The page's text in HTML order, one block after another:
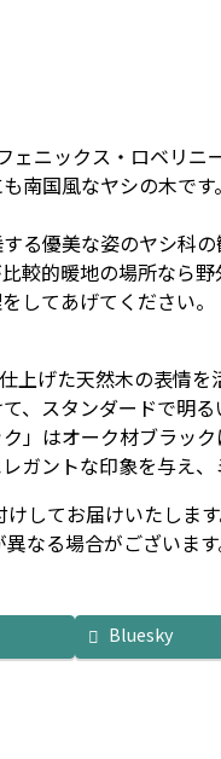
ニックス・ロベリニー
国風なヤシの木です
る優美な姿のヤシ科
的暖地の場所なら野
してあげてください。
上げた天然木の表情を
、スタンダードで明
」はオーク材ブラッ
ガントな印象を与え
してお届けいたします
なる場合がございます
Bluesky